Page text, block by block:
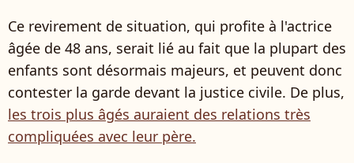
Ce revirement de situation, qui profite à l'actrice
âgée de 48 ans, serait lié au fait que la plupart des
enfants sont désormais majeurs, et peuvent donc
contester la garde devant la justice civile. De plus,
les trois plus âgés auraient des relations très
compliquées avec leur père.